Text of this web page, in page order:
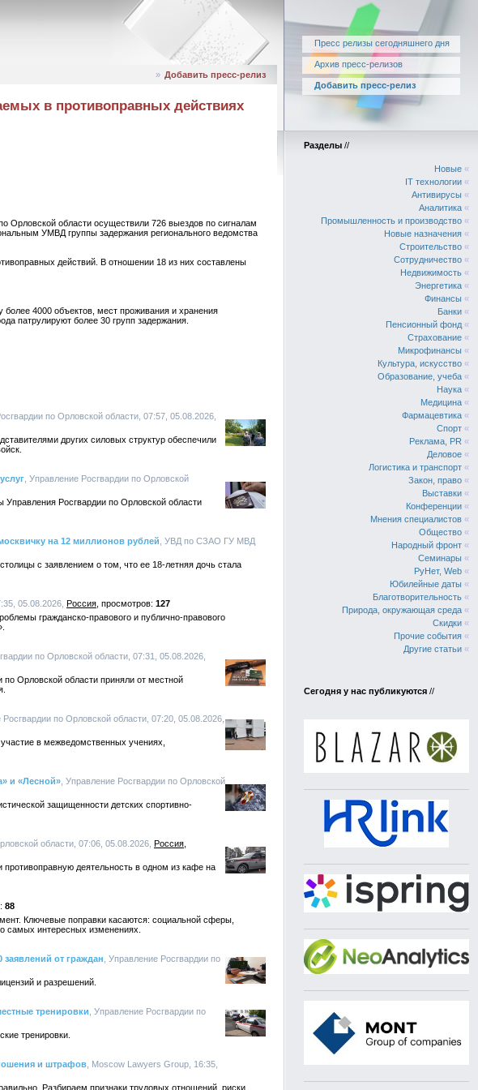
Пресс релизы сегодняшнего дня
Архив пресс-релизов
Добавить пресс-релиз
» Добавить пресс-релиз
в противоправных действиях
Орловской области осуществили 726 выездов по сигналам
УМВД группы задержания регионального ведомства
действий. В отношении 18 из них составлены
4000 объектов, мест проживания и хранения
патрулируют более 30 групп задержания.
по Орловской области, 07:57, 05.08.2026,
других силовых структур обеспечили
, Управление Росгвардии по Орловской
Росгвардии по Орловской области
на 12 миллионов рублей , УВД по СЗАО ГУ МВД
с заявлением о том, что ее 18-летняя дочь стала
05.08.2026, Россия
127
гражданско-правового и публично-правового
по Орловской области, 07:31, 05.08.2026,
Орловской области приняли от местной
Росгвардии по Орловской области, 07:20, 05.08.2026,
в межведомственных учениях,
и «Лесной» , Управление Росгвардии по Орловской
защищенности детских спортивно-
области, 07:06, 05.08.2026, Россия
деятельность в одном из кафе на
88
Ключевые поправки касаются: социальной сферы,
самых интересных изменениях.
от граждан , Управление Росгвардии по
и разрешений.
тренировки , Управление Росгвардии по
тренировки.
и штрафов , Moscow Lawyers Group, 16:35,
Разбираем признаки трудовых отношений, риски
Разделы //
Новые «
IT технологии «
Антивирусы «
Аналитика «
Промышленность и производство «
Новые назначения «
Строительство «
Сотрудничество «
Недвижимость «
Энергетика «
Финансы «
Банки «
Пенсионный фонд «
Страхование «
Микрофинансы «
Культура, искусство «
Образование, учеба «
Наука «
Медицина «
Фармацевтика «
Спорт «
Реклама, PR «
Деловое «
Логистика и транспорт «
Закон, право «
Выставки «
Конференции «
Мнения специалистов «
Общество «
Народный фронт «
Семинары «
РуНет, Web «
Юбилейные даты «
Благотворительность «
Природа, окружающая среда «
Скидки «
Прочие события «
Другие статьи «
Сегодня у нас публикуются //